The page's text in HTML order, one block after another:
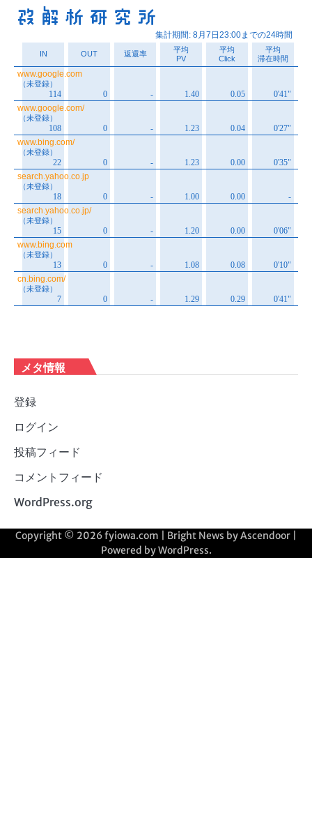
メタ情報
登録
ログイン
投稿フィード
コメントフィード
WordPress.org
Copyright © 2026fyiowa.com | Bright News byAscendoor
Powered byWordPress.